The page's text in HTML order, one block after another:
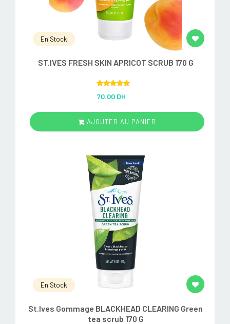
En Stock
ST.IVES FRESH SKIN APRICOT SCRUB 170 G
out of 5
70.00 DH
AJOUTER AU PANIER
En Stock
St.Ives Gommage BLACKHEAD CLEARING Green
tea scrub 170 G